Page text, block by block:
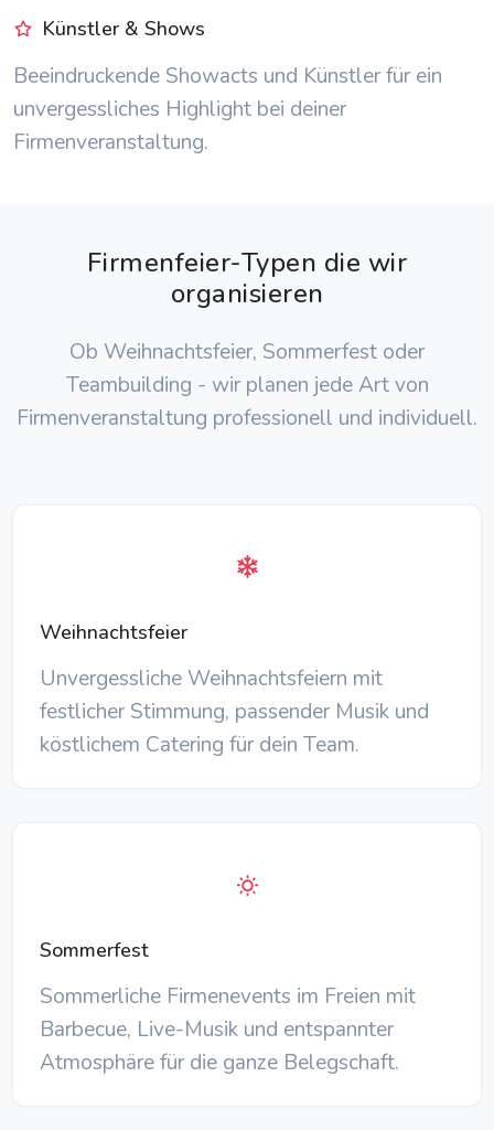
Künstler & Shows
Beeindruckende Showacts und Künstler für ein
unvergessliches Highlight bei deiner
Firmenveranstaltung.
Firmenfeier-Typen die wir
organisieren
Ob Weihnachtsfeier, Sommerfest oder
Teambuilding - wir planen jede Art von
Firmenveranstaltung professionell und individuell.
Weihnachtsfeier
Unvergessliche Weihnachtsfeiern mit
festlicher Stimmung, passender Musik und
köstlichem Catering für dein Team.
Sommerfest
Sommerliche Firmenevents im Freien mit
Barbecue, Live-Musik und entspannter
Atmosphäre für die ganze Belegschaft.